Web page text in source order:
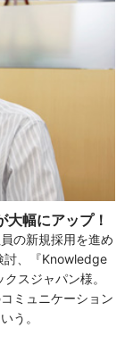
幅にアップ！
の新規採用を進め
討、『Knowledge
スジャパン様。
ミュニケーション
う。